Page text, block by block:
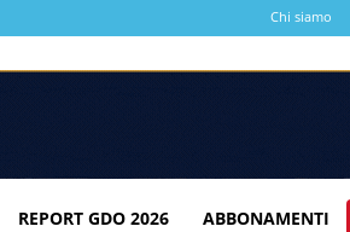
Chi siamo
REPORT GDO 2026 ABBONAMENTI